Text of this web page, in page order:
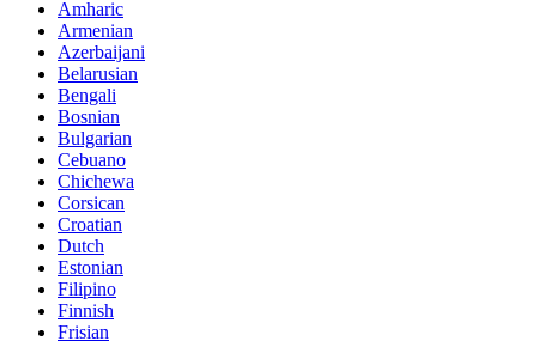
Amharic
Armenian
Azerbaijani
Belarusian
Bengali
Bosnian
Bulgarian
Cebuano
Chichewa
Corsican
Croatian
Dutch
Estonian
Filipino
Finnish
Frisian